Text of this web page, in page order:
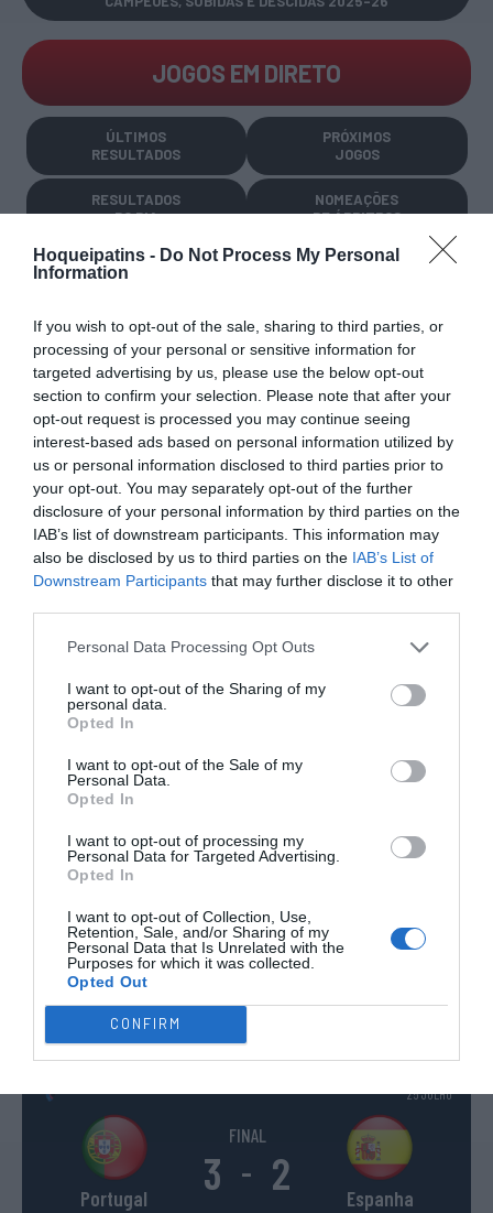
Hoqueipatins - Do Not Process My Personal
Information
If you wish to opt-out of the sale, sharing to third parties, or
processing of your personal or sensitive information for
targeted advertising by us, please use the below opt-out
section to confirm your selection. Please note that after your
opt-out request is processed you may continue seeing
interest-based ads based on personal information utilized by
us or personal information disclosed to third parties prior to
your opt-out. You may separately opt-out of the further
disclosure of your personal information by third parties on the
IAB’s list of downstream participants. This information may
also be disclosed by us to third parties on the IAB’s List of
Downstream Participants that may further disclose it to other
Personal Data Processing Opt Outs
I want to opt-out of the Sharing of my
personal data.
Opted In
I want to opt-out of the Sale of my
Personal Data.
Opted In
I want to opt-out of processing my
Personal Data for Targeted Advertising.
Opted In
I want to opt-out of Collection, Use,
Retention, Sale, and/or Sharing of my
Personal Data that Is Unrelated with the
Purposes for which it was collected.
Opted Out
CONFIRM
JOGOS EM DIRETO
ÚLTIMOS
RESULTADOS
PRÓXIMOS
JOGOS
RESULTADOS
DO DIA
NOMEAÇÕES
DE ÁRBITROS
COMPETIÇÕES NACIONAIS
CAMP .
2ª
3ª
CAMP.
SUB-23 SUB-19 SUB-17 SUB-15 SUB-13
COMPETIÇÕES
WSE MEN
CHAMPIONS
WSE WOMEN
CHAMPIONS
WSE CUP
MEN
WSE CUP
WOMEN
WSE
ESPANHA ITÁLIA FRANÇA ALEMANHA SUÍÇA
INTERNACIONAIS
25 JULHO
Portugal
FINAL
3 - 2 Espanha